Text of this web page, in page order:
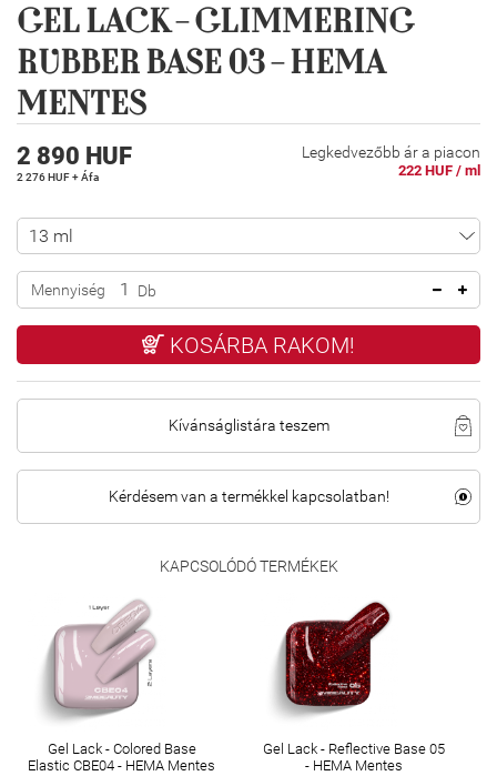
GEL LACK - GLIMMERING
RUBBER BASE 03 - HEMA
MENTES
Legkedvezőbb ár a piacon
222 HUF / ml
2 890 HUF
2 276 HUF + Áfa
Mennyiség Db
KOSÁRBA RAKOM!
Kívánságlistára teszem
Kérdésem van a termékkel kapcsolatban!
KAPCSOLÓDÓ TERMÉKEK
Gel Lack - Colored Base
Elastic CBE04 - HEMA Mentes
Gel Lack - Reflective Base 05
- HEMA Mentes